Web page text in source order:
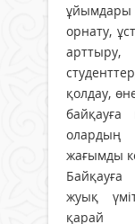
орнату,
қолдау,
олардың
жағымды
Байқауға
жуық
қарай